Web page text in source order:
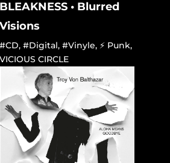
BLEAKNESS • Blurred
Visions
#CD, #Digital, #Vinyle, ⚡ Punk,
VICIOUS CIRCLE